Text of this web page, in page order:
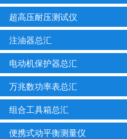
超高压耐压测试仪
注油器总汇
电动机保护器总汇
万兆数功率表总汇
组合工具箱总汇
便携式动平衡测量仪